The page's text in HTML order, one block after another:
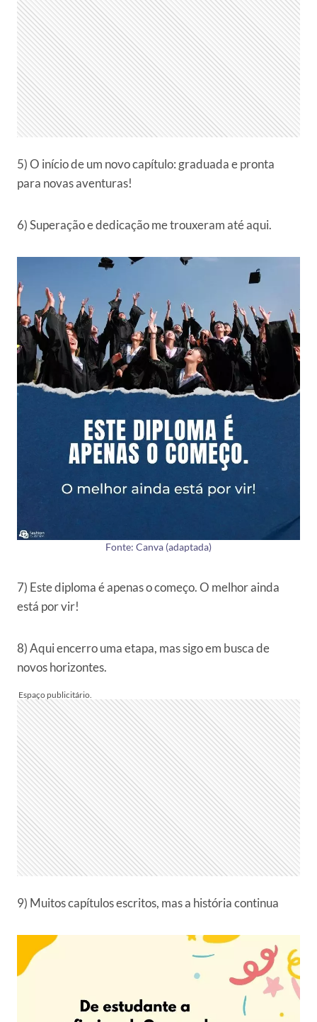
5) O início de um novo capítulo: graduada e pronta
para novas aventuras!
6) Superação e dedicação me trouxeram até aqui.
Fonte: Canva (adaptada)
7) Este diploma é apenas o começo. O melhor ainda
está por vir!
8) Aqui encerro uma etapa, mas sigo em busca de
novos horizontes.
9) Muitos capítulos escritos, mas a história continua